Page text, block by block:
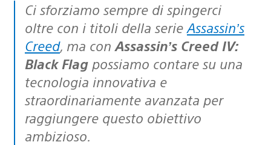
Ci sforziamo sempre di spingerci
oltre con i titoli della serie Assassin’s
Creed, ma con Assassin’s Creed IV:
Black Flag possiamo contare su una
tecnologia innovativa e
straordinariamente avanzata per
raggiungere questo obiettivo
ambizioso.